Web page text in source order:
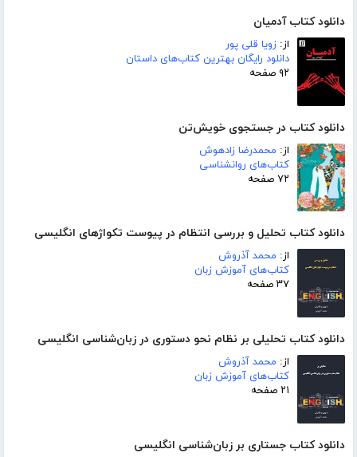
دانلود کتاب آدمیان
از: زویا قلی پور
دانلود رایگان بهترین کتاب‌های داستان
۹۲ صفحه
دانلود کتاب در جستجوی خویش‌تن
از: محمدرضا زادهوش
کتاب‌های روانشناسی
۷۲ صفحه
دانلود کتاب تحلیل و بررسی انتظام در پیوست تکواژهای انگلیسی
از: محمد آذروش
کتاب‌های آموزش زبان
۳۷ صفحه
دانلود کتاب تحلیلی بر نظام نحو دستوری در زبان‌شناسی انگلیسی
از: محمد آذروش
کتاب‌های آموزش زبان
۲۱ صفحه
دانلود کتاب جستاری بر زبان‌شناسی انگلیسی